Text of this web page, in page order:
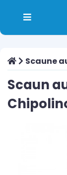
Scaune
Scaun